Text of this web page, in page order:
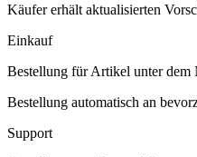
Käufer erhält aktualisierten
Einkauf
Bestellung für Artikel unter dem
Bestellung automatisch an
Support